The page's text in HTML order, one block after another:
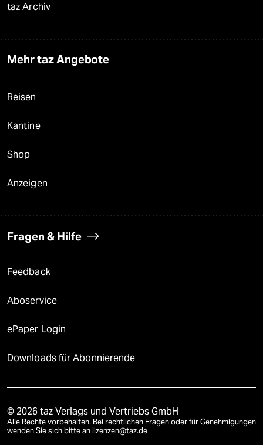
taz Archiv
Mehr taz Angebote
Reisen
Kantine
Shop
Anzeigen
Fragen & Hilfe
Feedback
Aboservice
ePaper Login
Downloads für Abonnierende
© 2026 taz Verlags und Vertriebs GmbH
Alle Rechte vorbehalten. Bei rechtlichen Fragen oder für Genehmigungen
wenden Sie sich bitte an lizenzen@taz.de